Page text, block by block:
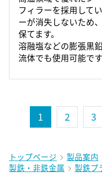
フィラーを採用して
ーが消失しないため
保てます。
溶融塩などの膨張黒
流体でも使用可能です
1 2 3
トップページ 製品案内
製鉄・非鉄金属
製鉄プ